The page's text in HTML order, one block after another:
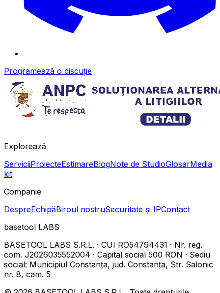
Programează o discuție
Explorează
ServiciiProiecteEstimareBlogNote de StudioGlosarMedia
kit
Companie
DespreEchipăBiroul nostruSecuritate și IPContact
basetool LABS
BASETOOL LABS S.R.L. · CUI RO54794431 · Nr. reg.
com. J2026035552004 · Capital social 500 RON · Sediu
social: Municipiul Constanța, jud. Constanța, Str. Salonic
nr. 8, cam. 5